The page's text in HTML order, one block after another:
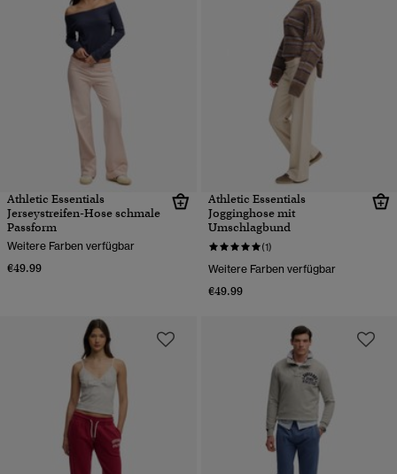
Athletic Essentials
Jerseystreifen-Hose schmale
Passform
Weitere Farben verfügbar
€49.99
Athletic Essentials
Jogginghose mit
Umschlagbund
(1)
Weitere Farben verfügbar
€49.99